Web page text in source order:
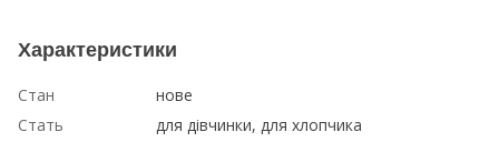
Характеристики
Стан
нове
Стать
для дівчинки, для хлопчика